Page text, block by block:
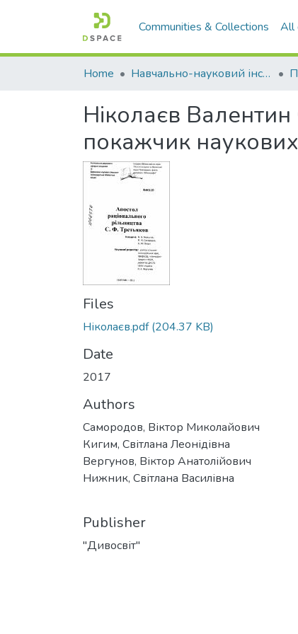
Communities & Collections All
Home Навчально-науковий інститут агротехнологій, селекції та екології
Ніколаєв
покажчик
Files
Ніколаєв.pdf(204.37 KB)
Date
2017
Authors
Самородов, Віктор Миколайович
Кигим, Світлана Леонідівна
Вергунов, Віктор Анатолійович
Нижник, Світлана Василівна
Publisher
"Дивосвіт"